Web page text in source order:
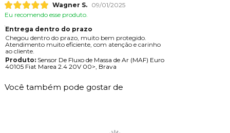
Wagner S.
09/01/2025
Eu recomendo esse produto.
Entrega dentro do prazo
Chegou dentro do prazo, muito bem protegido.
Atendimento muito eficiente, com atenção e carinho
ao cliente.
Produto:Sensor De Fluxo de Massa de Ar (MAF) Euro
40105 Fiat Marea 2.4 20V 00>, Brava
Você também pode gostar de